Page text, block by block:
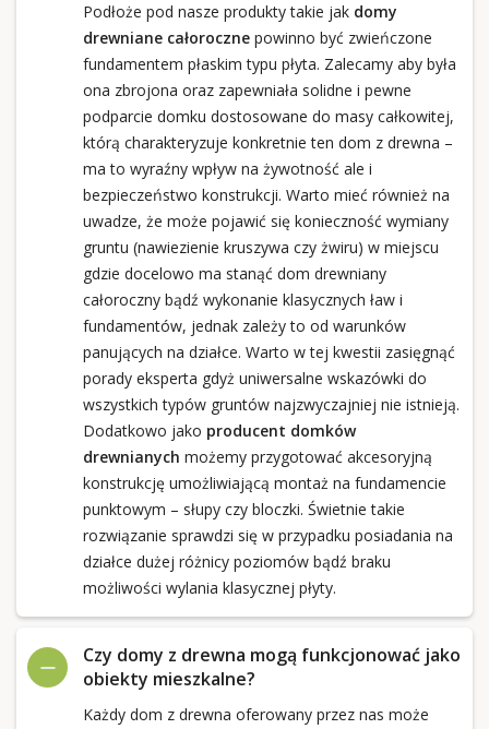
Podłoże pod nasze produkty takie jak domy
drewniane całorocznepowinno być zwieńczone
fundamentem płaskim typu płyta. Zalecamy aby była
ona zbrojona oraz zapewniała solidne i pewne
podparcie domku dostosowane do masy całkowitej,
którą charakteryzuje konkretnie ten dom z drewna –
ma to wyraźny wpływ na żywotność ale i
bezpieczeństwo konstrukcji. Warto mieć również na
uwadze, że może pojawić się konieczność wymiany
gruntu (nawiezienie kruszywa czy żwiru) w miejscu
gdzie docelowo ma stanąć dom drewniany
całoroczny bądź wykonanie klasycznych ław i
fundamentów, jednak zależy to od warunków
panujących na działce. Warto w tej kwestii zasięgnąć
porady eksperta gdyż uniwersalne wskazówki do
wszystkich typów gruntów najzwyczajniej nie istnieją.
Dodatkowo jako producent domków
drewnianych możemy przygotować akcesoryjną
konstrukcję umożliwiającą montaż na fundamencie
punktowym – słupy czy bloczki. Świetnie takie
rozwiązanie sprawdzi się w przypadku posiadania na
działce dużej różnicy poziomów bądź braku
możliwości wylania klasycznej płyty.
Czy domy z drewna mogą funkcjonować jako
obiekty mieszkalne?
Każdy dom z drewna oferowany przez nas może